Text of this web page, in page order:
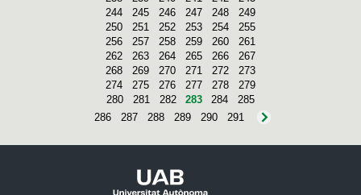
244
245 246 247 248
249
250
251 252 253 254
255
256
257 258 259 260
261
262
263 264 265 266
267
268
269 270 271 272
273
274
275 276 277 278
279
280
281 282 283 284
285
286
287 288 289 290 291